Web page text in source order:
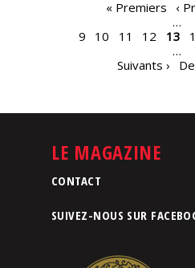
« Premiers
‹
…
9
10 11 12 13
…
Suivants ›
LE MAGAZINE
CONTACT
SUIVEZ-NOUS SUR